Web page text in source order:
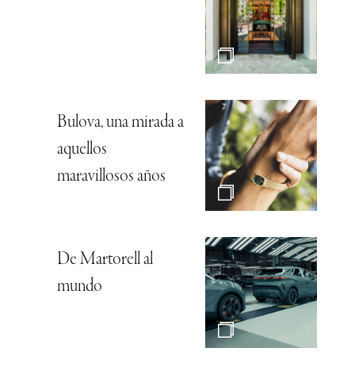
Bulova, una mirada a
aquellos
maravillosos años
De Martorell al
mundo